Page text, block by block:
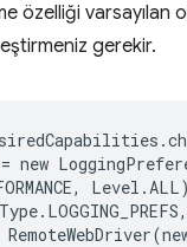
özelliği varsayılan
gerekir.
= new
Level.ALL)
RemoteWebDriver(